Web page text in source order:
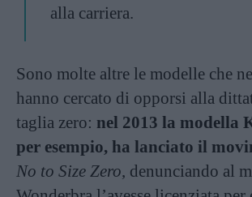
alla carriera.
Sono molte altre le modelle che
hanno cercato di opporsi alla
taglia zero: nel 2013 la modella
per esempio, ha lanciato il
No to Size Zero, denunciando al